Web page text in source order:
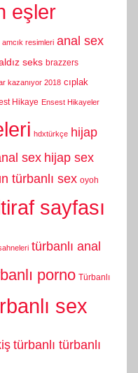
eşler
amcık resimleri anal sex
seks brazzers
kazanıyor 2018 cıplak
Hikaye Ensest Hikayeler
hdxtürkçe hijap
sex hijap sex
türbanlı sex oyoh
sayfası
türbanlı anal
porno Türbanlı
sex
türbanlı türbanlı